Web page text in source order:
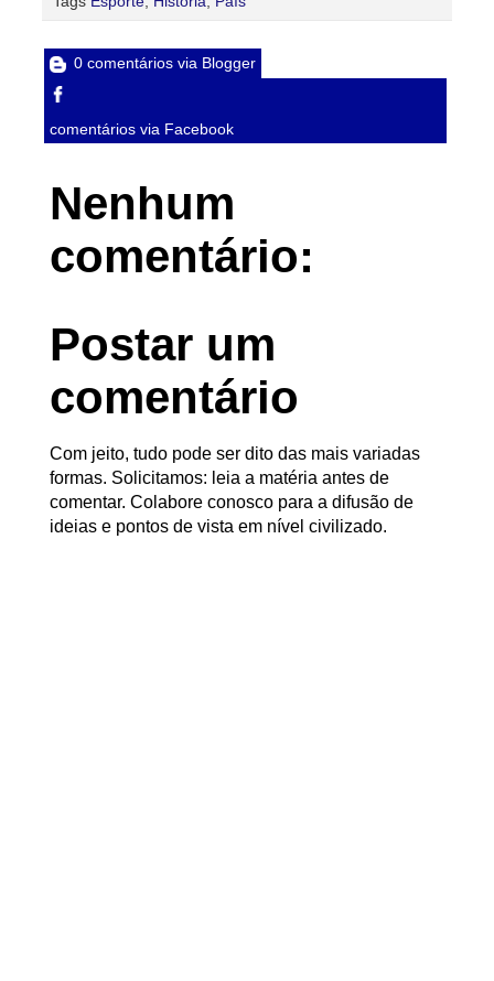
0 comentários via Blogger
comentários via Facebook
Nenhum
comentário:
Postar um
comentário
Com jeito, tudo pode ser dito das mais variadas
formas. Solicitamos: leia a matéria antes de
comentar. Colabore conosco para a difusão de
ideias e pontos de vista em nível civilizado.